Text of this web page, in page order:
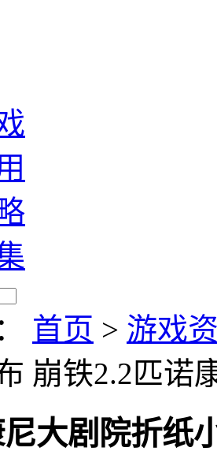
首页 > 游戏
崩铁2.2匹诺
大剧院折纸